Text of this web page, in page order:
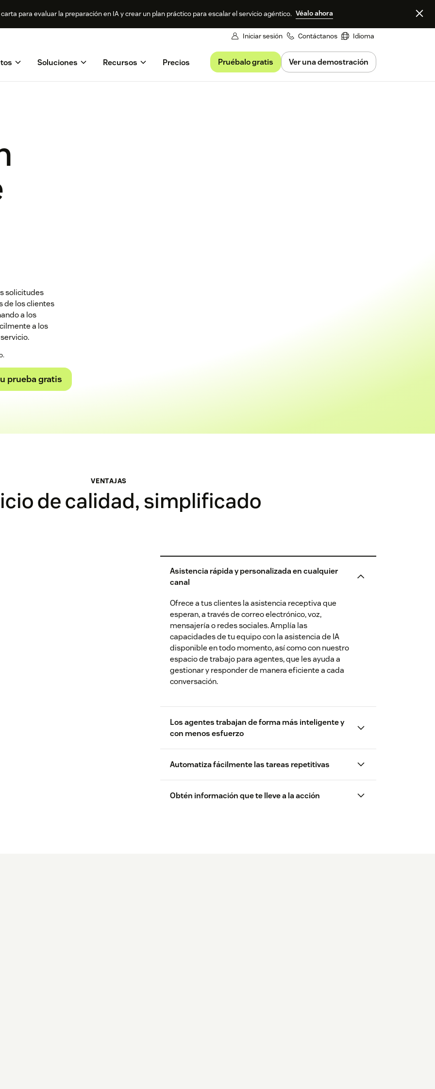
para evaluar la preparación en IA y crear un plan práctico para escalar el servicio agéntico. Véalo ahora
Iniciar sesión Contáctanos Idioma
Soluciones Recursos Precios Pruébalo gratis Ver una demostración
solicitudes
de los clientes
a los
a los
prueba gratis
VENTAJAS
de calidad, simplificado
Asistencia rápida y personalizada en cualquier
canal
Ofrece a tus clientes la asistencia receptiva que
esperan, a través de correo electrónico, voz,
mensajería o redes sociales. Amplía las
capacidades de tu equipo con la asistencia de IA
disponible en todo momento, así como con nuestro
espacio de trabajo para agentes, que les ayuda a
gestionar y responder de manera eficiente a cada
conversación.
Los agentes trabajan de forma más inteligente y
con menos esfuerzo
Automatiza fácilmente las tareas repetitivas
Obtén información que te lleve a la acción